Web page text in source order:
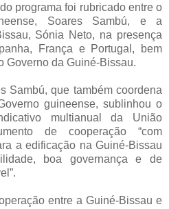
programa foi rubricado entre o
Soares Sambú, e a
Sónia Neto, na presença
França e Portugal, bem
Governo da Guiné-Bissau.
Sambú, que também coordena
guineense, sublinhou o
multianual da União
de cooperação “com
a edificação na Guiné-Bissau
boa governança e de
entre a Guiné-Bissau e